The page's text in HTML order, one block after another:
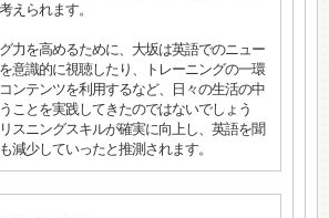
えられます。
力を高めるために、大坂は英語でのニュー
意識的に視聴したり、トレーニングの一環
ンテンツを利用するなど、日々の生活の中
ことを実践してきたのではないでしょう
スニングスキルが確実に向上し、英語を聞
減少していったと推測されます。